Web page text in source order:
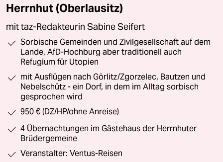
Herrnhut (Oberlausitz)
mit taz-Redakteurin Sabine Seifert
Sorbische Gemeinden und Zivilgesellschaft auf dem
Lande, AfD-Hochburg aber traditionell auch
Refugium für Utopien
mit Ausflügen nach Görlitz/Zgorzelec, Bautzen und
Nebelschütz - ein Dorf, in dem im Alltag sorbisch
gesprochen wird
950 € (DZ/HP/ohne Anreise)
4 Übernachtungen im Gästehaus der Herrnhuter
Brüdergemeine
Veranstalter: Ventus-Reisen